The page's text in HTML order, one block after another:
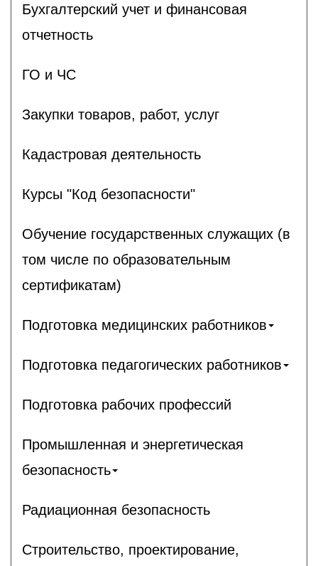
Бухгалтерский учет и финансовая
отчетность
ГО и ЧС
Закупки товаров, работ, услуг
Кадастровая деятельность
Курсы "Код безопасности"
Обучение государственных служащих (в
том числе по образовательным
сертификатам)
Подготовка медицинских работников
Подготовка педагогических работников
Подготовка рабочих профессий
Промышленная и энергетическая
безопасность
Радиационная безопасность
Строительство, проектирование,